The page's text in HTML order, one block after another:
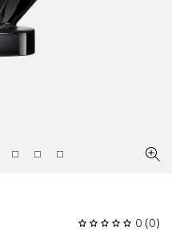
0 (0)